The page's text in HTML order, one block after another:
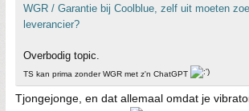
WGR / Garantie bij Coolblue, zelf uit moeten
leverancier?
Overbodig topic.
TS kan prima zonder WGR met z'n ChatGPT
Tjongejonge, en dat allemaal omdat je